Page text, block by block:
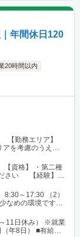
年間休日120
20時間以内
【勤務エリア】
を考慮のうえ配
23区 └町田・立
名・厚木 └千葉・
・越谷・久喜・三
岐阜・各務原 └
・御殿場 ■関西 └
川 └京都市・長岡
・綾部・八幡 └
資格】 ・第二種
さい 【経験】
～17:30 （2）
めの環境です。
11日休み） ※就業
年8日） ■有給休